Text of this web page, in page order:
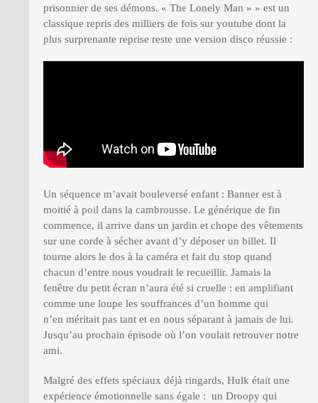
prisonnier de ses démons. « The Lonely Man » » est un
classique repris des milliers de fois sur youtube dont la
plus surprenante reprise reste une version disco réussie :
Un séquence m’avait bouleversé enfant : Banner est à
moitié à poil dans la cambrousse. Le générique de fin
commence, il arrive dans un jardin et chope des vêtements
sur une corde à sécher avant d’y déposer un billet. Il
tourne alors le dos à la caméra et fait du stop quand
chacun d’entre nous voudrait le recueillir. Jamais la
fenêtre du petit écran n’aura été si cruelle : en amplifiant
comme une loupe les souffrances d’un homme qui
n’en méritait pas tant et en nous séparant à jamais de lui.
Jusqu’au prochain épisode où l’on voulait retrouver notre
ami.
Malgré des effets spéciaux déjà ringards, Hulk était une
expérience émotionnelle sans égale : un Droopy qui